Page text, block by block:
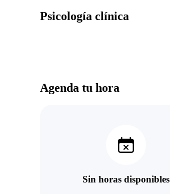
Psicología clínica
Agenda tu hora
Sin horas disponibles